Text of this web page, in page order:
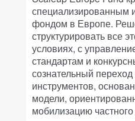
специализированным
фондом в Европе.
структурировать все
условиях, с
стандартам и
сознательный
инструментов,
модели,
мобилизацию